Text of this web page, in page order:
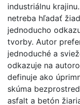
industriálnu
netreba hľadať
jednoducho
tvorby. Autor
jednoduché a
odkazuje na
definuje ako
skúma
asfalt a betón